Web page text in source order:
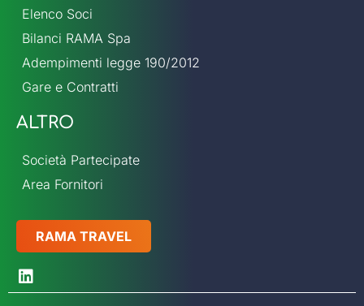
Elenco Soci
Bilanci RAMA Spa
Adempimenti legge 190/2012
Gare e Contratti
ALTRO
Società Partecipate
Area Fornitori
RAMA TRAVEL